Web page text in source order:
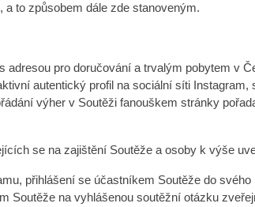
to způsobem dále zde stanoveným.
pro doručování a trvalým pobytem v
autentický profil na sociální síti
výher v Soutěži fanouškem stránky
se na zajištění Soutěže a osoby k výše
přihlášení se účastníkem Soutěže do
na vyhlášenou soutěžní otázku